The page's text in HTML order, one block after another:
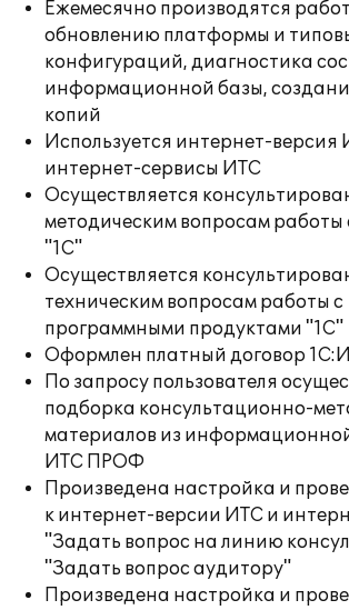
Ежемесячно производятся
обновлению платформы и
конфигураций, диагностика
информационной базы,
копий
Используется интернет-версия
интернет-сервисы ИТС
Осуществляется
методическим вопросам работы
"1С"
Осуществляется
техническим вопросам работы с
программными продуктами "1С"
Оформлен платный договор
По запросу пользователя
подборка консультационно-
материалов из
ИТС ПРОФ
Произведена настройка и
к интернет-версии ИТС и
"Задать вопрос на линию
"Задать вопрос аудитору"
Произведена настройка и